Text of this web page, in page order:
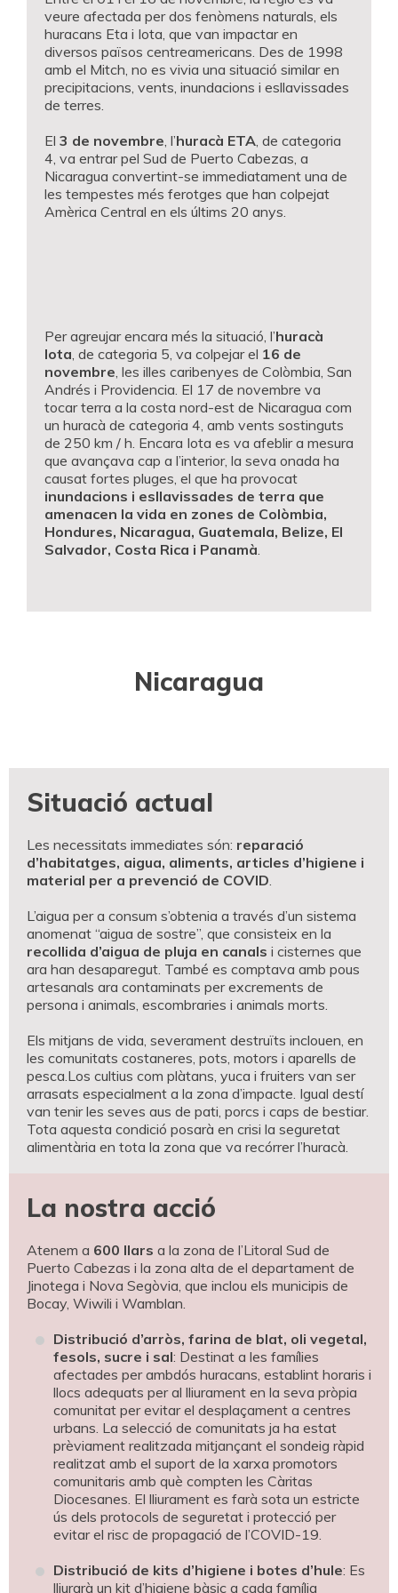
veure afectada per dos fenòmens naturals, els
huracans Eta i Iota, que van impactar en
diversos països centreamericans. Des de 1998
amb el Mitch, no es vivia una situació similar en
precipitacions, vents, inundacions i esllavissades
de terres.
El 3 de novembre, l’huracà ETA, de categoria
4, va entrar pel Sud de Puerto Cabezas, a
Nicaragua convertint-se immediatament una de
les tempestes més ferotges que han colpejat
Amèrica Central en els últims 20 anys.
Per agreujar encara més la situació, l’huracà
Iota, de categoria 5, va colpejar el 16 de
novembre, les illes caribenyes de Colòmbia, San
Andrés i Providencia. El 17 de novembre va
tocar terra a la costa nord-est de Nicaragua com
un huracà de categoria 4, amb vents sostinguts
de 250 km / h. Encara Iota es va afeblir a mesura
que avançava cap a l’interior, la seva onada ha
causat fortes pluges, el que ha provocat
inundacions i esllavissades de terra que
amenacen la vida en zones de Colòmbia,
Hondures, Nicaragua, Guatemala, Belize, El
Salvador, Costa Rica i Panamà.
Nicaragua
Situació actual
Les necessitats immediates són: reparació
d’habitatges, aigua, aliments, articles d’higiene i
material per a prevenció de COVID.
L’aigua per a consum s’obtenia a través d’un sistema
anomenat “aigua de sostre”, que consisteix en la
recollida d’aigua de pluja en canals i cisternes que
ara han desaparegut. També es comptava amb pous
artesanals ara contaminats per excrements de
persona i animals, escombraries i animals morts.
Els mitjans de vida, severament destruïts inclouen, en
les comunitats costaneres, pots, motors i aparells de
pesca.Los cultius com plàtans, yuca i fruiters van ser
arrasats especialment a la zona d’impacte. Igual destí
van tenir les seves aus de pati, porcs i caps de bestiar.
Tota aquesta condició posarà en crisi la seguretat
alimentària en tota la zona que va recórrer l’huracà.
La nostra acció
Atenem a 600 llars a la zona de l’Litoral Sud de
Puerto Cabezas i la zona alta de el departament de
Jinotega i Nova Segòvia, que inclou els municipis de
Bocay, Wiwili i Wamblan.
Distribució d’arròs, farina de blat, oli vegetal,
fesols, sucre i sal: Destinat a les famílies
afectades per ambdós huracans, establint horaris i
llocs adequats per al lliurament en la seva pròpia
comunitat per evitar el desplaçament a centres
urbans. La selecció de comunitats ja ha estat
prèviament realitzada mitjançant el sondeig ràpid
realitzat amb el suport de la xarxa promotors
comunitaris amb què compten les Càritas
Diocesanes. El lliurament es farà sota un estricte
ús dels protocols de seguretat i protecció per
evitar el risc de propagació de l’COVID-19.
Distribució de kits d’higiene i botes d’hule: Es
lliurarà un kit d’higiene bàsic a cada família